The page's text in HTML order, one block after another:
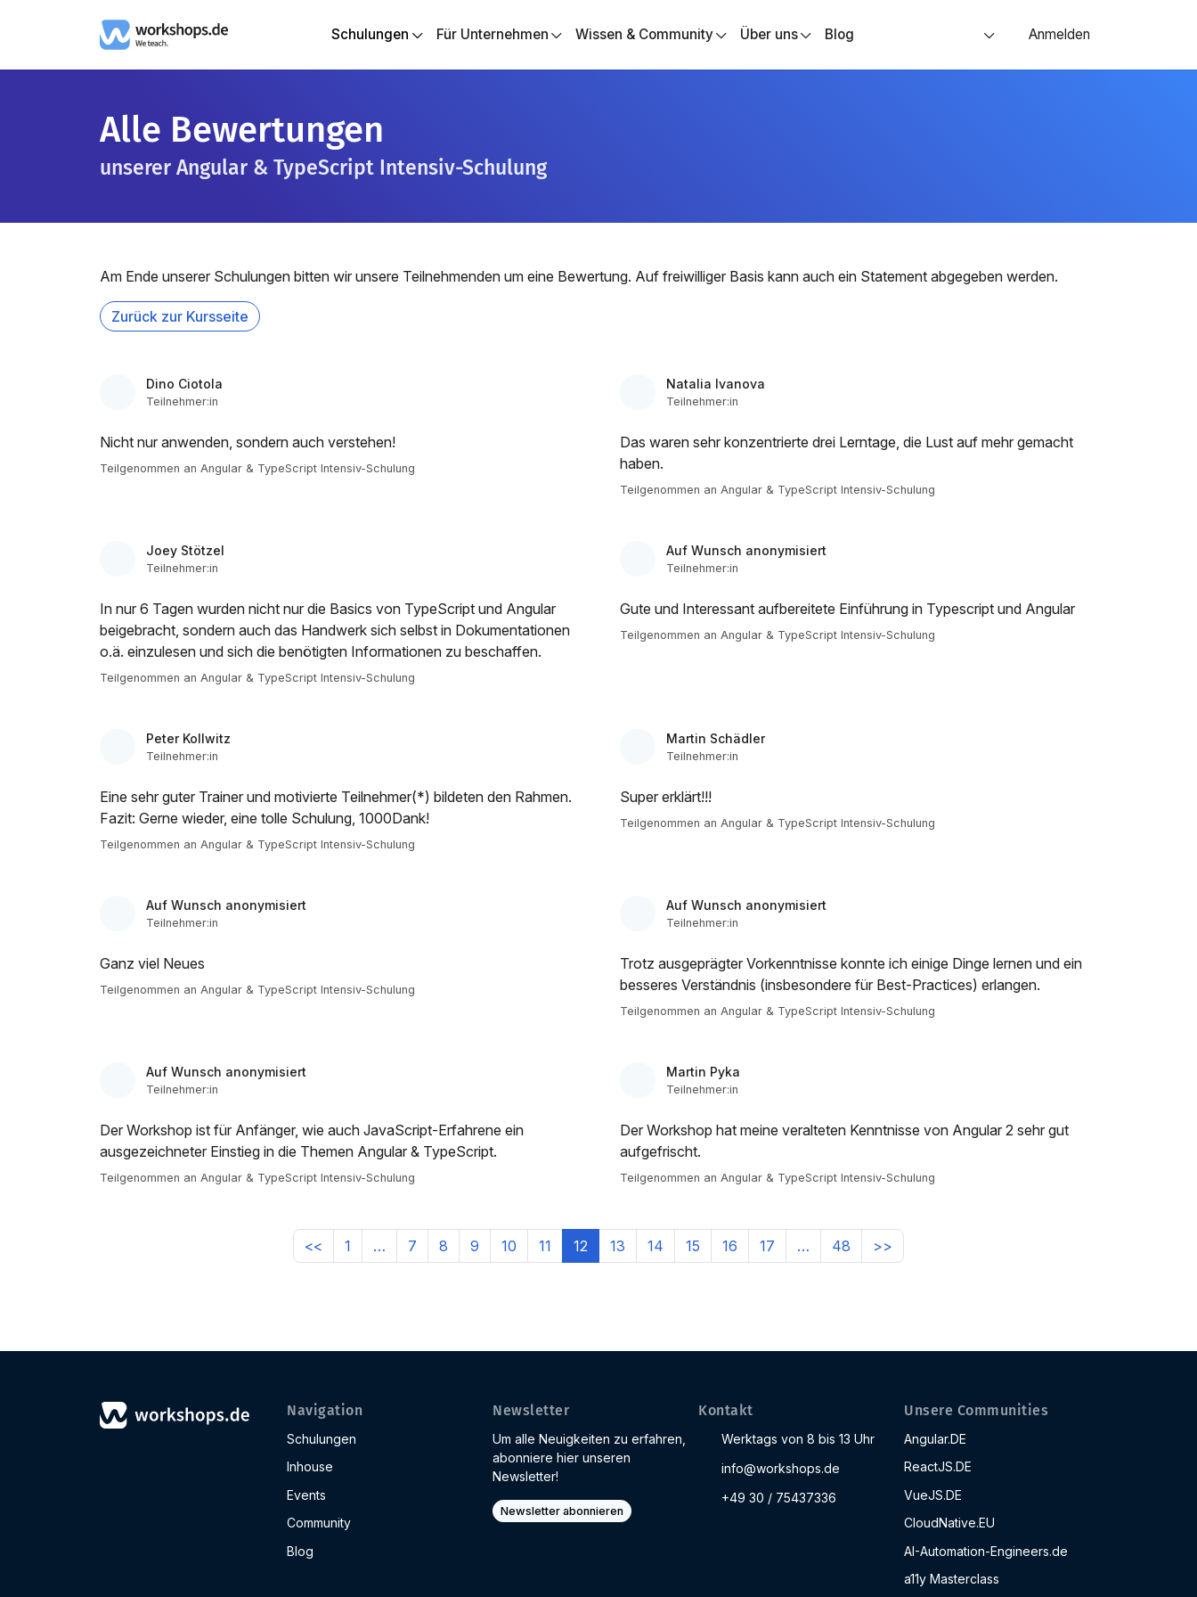
Schulungen Für Unternehmen Wissen & Community Über uns Blog Anmelden
Alle Bewertungen
unserer Angular & TypeScript Intensiv-Schulung
Am Ende unserer Schulungen bitten wir unsere Teilnehmenden um eine Bewertung. Auf freiwilliger Basis kann auch ein Statement abgegeben werden.
Zurück zur Kursseite
Dino Ciotola
Teilnehmer:in
Nicht nur anwenden, sondern auch verstehen!
Teilgenommen an Angular & TypeScript Intensiv-Schulung
Natalia Ivanova
Teilnehmer:in
Das waren sehr konzentrierte drei Lerntage, die Lust auf mehr gemacht
haben.
Teilgenommen an Angular & TypeScript Intensiv-Schulung
Joey Stötzel
Teilnehmer:in
In nur 6 Tagen wurden nicht nur die Basics von TypeScript und Angular
beigebracht, sondern auch das Handwerk sich selbst in Dokumentationen
o.ä. einzulesen und sich die benötigten Informationen zu beschaffen.
Teilgenommen an Angular & TypeScript Intensiv-Schulung
Auf Wunsch anonymisiert
Teilnehmer:in
Gute und Interessant aufbereitete Einführung in Typescript und Angular
Teilgenommen an Angular & TypeScript Intensiv-Schulung
Peter Kollwitz
Teilnehmer:in
Eine sehr guter Trainer und motivierte Teilnehmer(*) bildeten den Rahmen.
Fazit: Gerne wieder, eine tolle Schulung, 1000Dank!
Teilgenommen an Angular & TypeScript Intensiv-Schulung
Martin Schädler
Teilnehmer:in
Super erklärt!!!
Teilgenommen an Angular & TypeScript Intensiv-Schulung
Auf Wunsch anonymisiert
Teilnehmer:in
Ganz viel Neues
Teilgenommen an Angular & TypeScript Intensiv-Schulung
Auf Wunsch anonymisiert
Teilnehmer:in
Trotz ausgeprägter Vorkenntnisse konnte ich einige Dinge lernen und ein
besseres Verständnis (insbesondere für Best-Practices) erlangen.
Teilgenommen an Angular & TypeScript Intensiv-Schulung
Auf Wunsch anonymisiert
Teilnehmer:in
Der Workshop ist für Anfänger, wie auch JavaScript-Erfahrene ein
ausgezeichneter Einstieg in die Themen Angular & TypeScript.
Teilgenommen an Angular & TypeScript Intensiv-Schulung
Martin Pyka
Teilnehmer:in
Der Workshop hat meine veralteten Kenntnisse von Angular 2 sehr gut
aufgefrischt.
Teilgenommen an Angular & TypeScript Intensiv-Schulung
<< 1 … 7 8 9 10 11 12 13 14 15 16 17 … 48 >>
Navigation
Schulungen
Inhouse
Events
Community
Blog
Newsletter
Um alle Neuigkeiten zu erfahren,
abonniere hier unseren
Newsletter!
Newsletter abonnieren
Kontakt
Werktags von 8 bis 13 Uhr
info@workshops.de
+49 30 / 75437336
Unsere Communities
Angular.DE
ReactJS.DE
VueJS.DE
CloudNative.EU
AI-Automation-Engineers.de
a11y Masterclass